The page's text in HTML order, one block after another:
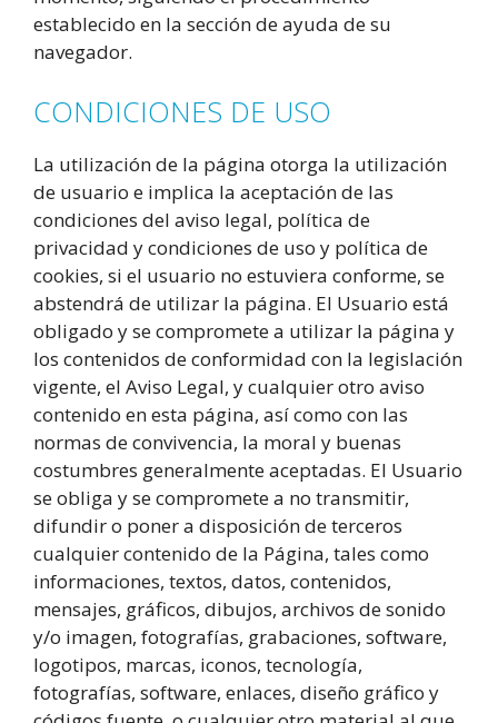
establecido en la sección de ayuda de su
navegador.
CONDICIONES DE USO
La utilización de la página otorga la utilización
de usuario e implica la aceptación de las
condiciones del aviso legal, política de
privacidad y condiciones de uso y política de
cookies, si el usuario no estuviera conforme, se
abstendrá de utilizar la página. El Usuario está
obligado y se compromete a utilizar la página y
los contenidos de conformidad con la legislación
vigente, el Aviso Legal, y cualquier otro aviso
contenido en esta página, así como con las
normas de convivencia, la moral y buenas
costumbres generalmente aceptadas. El Usuario
se obliga y se compromete a no transmitir,
difundir o poner a disposición de terceros
cualquier contenido de la Página, tales como
informaciones, textos, datos, contenidos,
mensajes, gráficos, dibujos, archivos de sonido
y/o imagen, fotografías, grabaciones, software,
logotipos, marcas, iconos, tecnología,
fotografías, software, enlaces, diseño gráfico y